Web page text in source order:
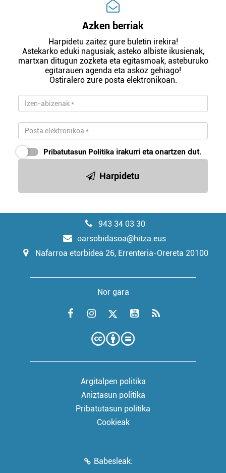
Azken berriak
Harpidetu zaitez gure buletin irekira!
Astekarko eduki nagusiak, asteko albiste ikusienak,
martxan ditugun zozketa eta egitasmoak, asteburuko
egitarauen agenda eta askoz gehiago!
Ostiralero zure posta elektronikoan.
Pribatutasun Politika irakurri eta onartzen dut.
Harpidetu
943 34 03 30
oarsobidasoa@hitza.eus
Nafarroa etorbidea 26, Errenteria-Orereta 20100
Nor gara
Argitalpen politika
Aniztasun politika
Pribatutasun politika
Cookieak
Babesleak: